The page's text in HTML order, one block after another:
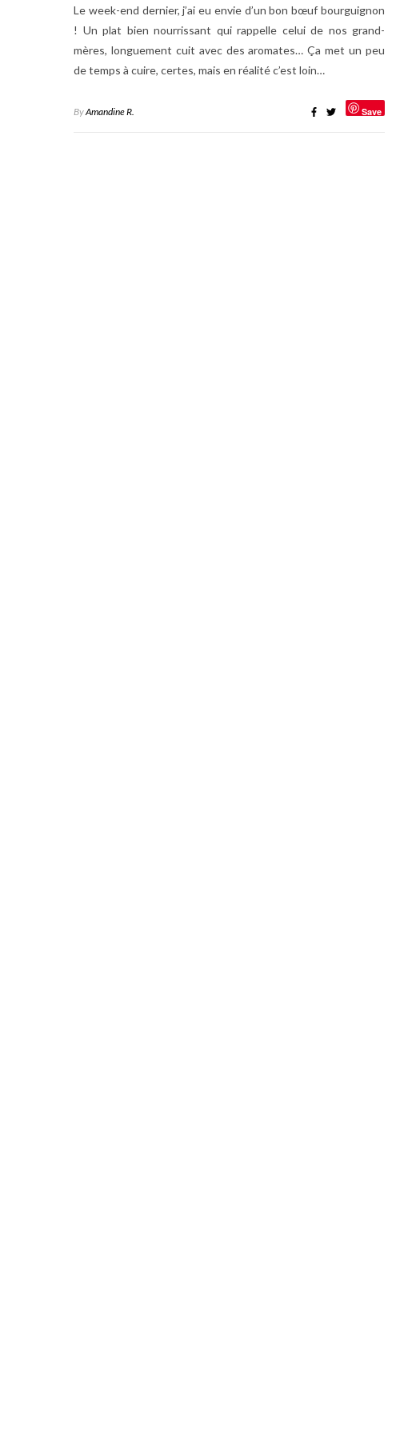
Le week-end dernier, j’ai eu envie d’un bon bœuf bourguignon
! Un plat bien nourrissant qui rappelle celui de nos grand-
mères, longuement cuit avec des aromates… Ça met un peu
de temps à cuire, certes, mais en réalité c’est loin…
ByAmandine R. Save